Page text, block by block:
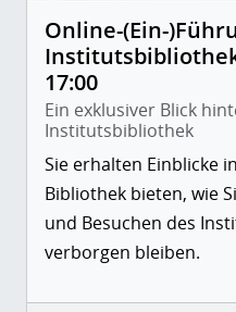
Online-(Ein-
Institutsbibliothek
17:00
Ein exklusiver Blick
Institutsbibliothek
Sie erhalten Einblicke
Bibliothek bieten, wie
und Besuchen des
verborgen bleiben.